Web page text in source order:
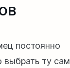
постоянно
выбрать ту